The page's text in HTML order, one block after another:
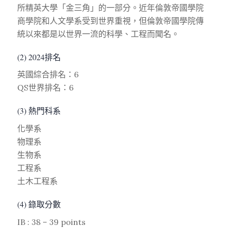
所精英大學「金三角」的一部分。近年倫敦帝國學院
商學院和人文學系受到世界重視，但倫敦帝國學院傳
統以來都是以世界一流的科學、工程而聞名。
(2) 2024排名
英國綜合排名：6
QS世界排名：6
(3) 熱門科系
化學系
物理系
生物系
工程系
土木工程系
(4) 錄取分數
IB : 38 – 39 points